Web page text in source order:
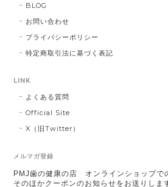
BLOG
お問い合わせ
プライバシーポリシー
特定商取引法に基づく表記
LINK
よくある質問
Official Site
X（旧Twitter）
メルマガ登録
PMJ歯の健康の店 オンラインショップで
そのほかクーポンのお知らせをお送りしま